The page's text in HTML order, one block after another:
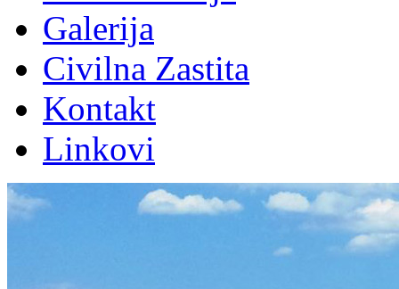
Galerija
Civilna Zastita
Kontakt
Linkovi